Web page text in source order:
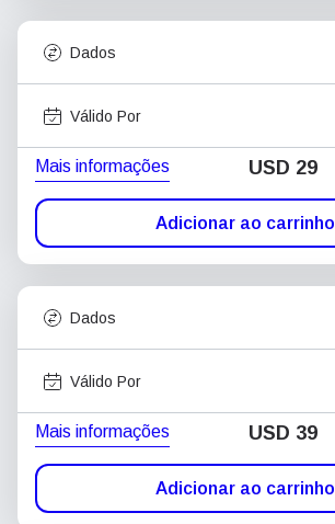
Dados
Válido Por
Mais informações USD 29
Adicionar ao carrinho
Dados
Válido Por
Mais informações USD 39
Adicionar ao carrinho